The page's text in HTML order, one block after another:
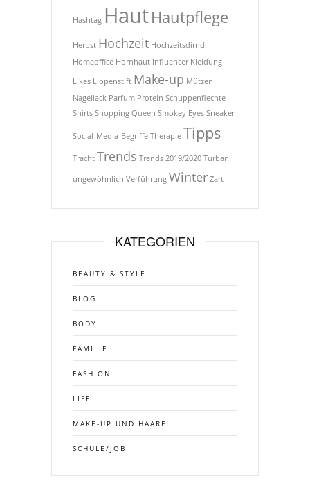
Hashtag HautHautpflege
Herbst Hochzeit Hochzeitsdirndl
Homeoffice Hornhaut Influencer Kleidung
Likes Lippenstift Make-up Mützen
Nagellack Parfum Protein Schuppenflechte
Shirts Shopping Queen Smokey Eyes Sneaker
Social-Media-Begriffe Therapie Tipps
Tracht Trends Trends 2019/2020 Turban
ungewöhnlich Verführung Winter Zart
KATEGORIEN
BEAUTY & STYLE
BLOG
BODY
FAMILIE
FASHION
LIFE
MAKE-UP UND HAARE
SCHULE/JOB